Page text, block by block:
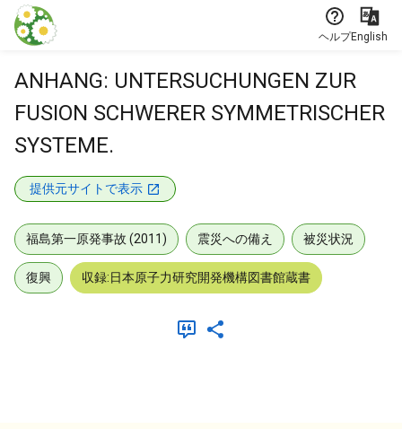
本文に飛ぶ
ヘルプEnglish
ANHANG: UNTERSUCHUNGEN ZUR
FUSION SCHWERER SYMMETRISCHER
SYSTEME.
提供元サイトで表示
福島第一原発事故 (2011) 震災への備え 被災状況
復興 収録:日本原子力研究開発機構図書館蔵書